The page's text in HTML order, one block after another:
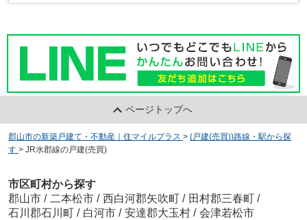
ページトップへ
郡山市の新築戸建て・不動産｜住マイルプラス > (戸建(売買))路線・駅から探
す > JR水郡線の戸建(売買)
市区町村から探す
郡山市 / 二本松市 / 西白河郡矢吹町 / 田村郡三春町
/
石川郡石川町
/ 白河市 / 安達郡大玉村 / 会津若松市